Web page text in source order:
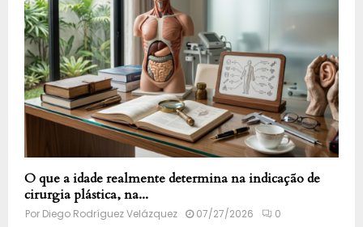
O que a idade realmente determina na indicação de
cirurgia plástica, na...
Por Diego Rodríguez Velázquez 07/27/2026 0